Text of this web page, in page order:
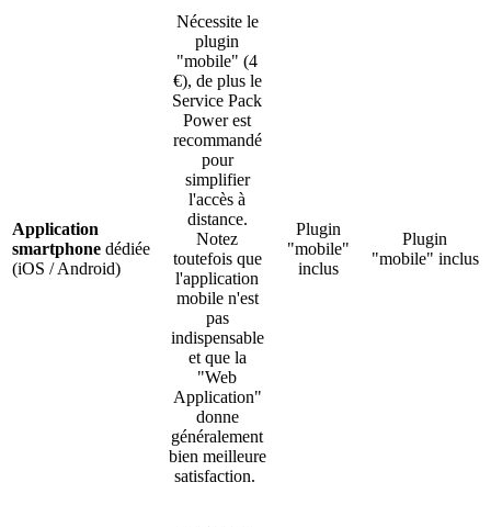
Application
smartphone dédiée
(iOS / Android)
Nécessite le
plugin
"mobile" (4
€), de plus le
Service Pack
Power est
recommandé
pour
simplifier
l'accès à
distance.
Notez
toutefois que
l'application
mobile n'est
pas
indispensable
et que la
"Web
Application"
donne
généralement
bien meilleure
satisfaction.
Plugin
"mobile"
inclus
Plugin
"mobile" inclus